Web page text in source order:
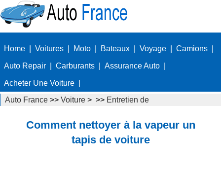
Home Voitures Moto Bateaux Voyage Camions
Auto Repair Carburants Assurance Auto
Acheter Une Voiture
Auto France >> Voiture > >> Entretien de
Comment nettoyer à la vapeur un
tapis de voiture